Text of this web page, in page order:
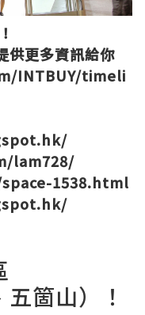
供更多資訊給你
INTBUY/timeli
lam728/
1538.html
五箇山）！